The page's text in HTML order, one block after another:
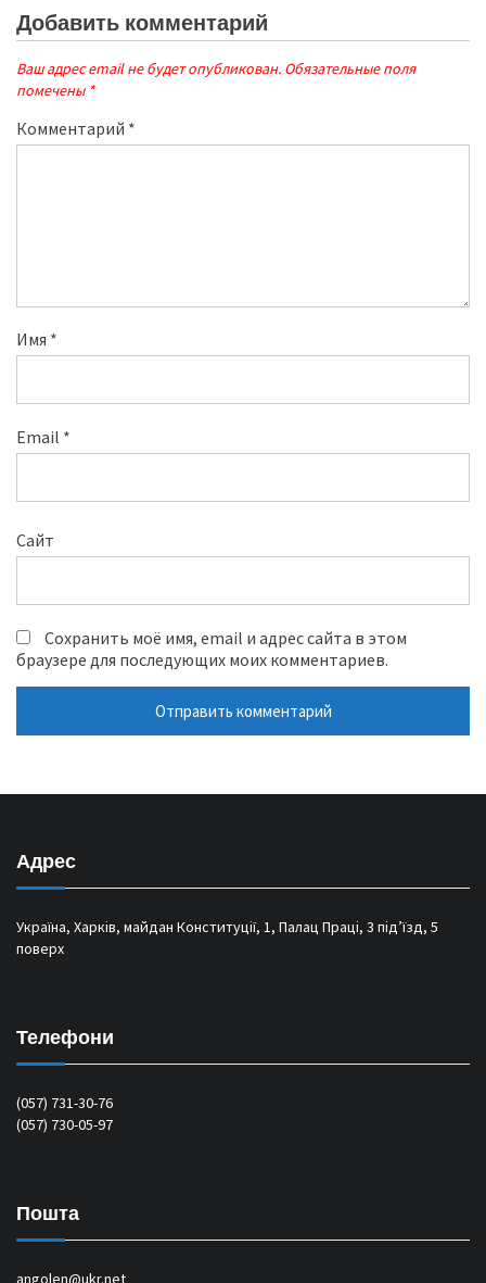
Добавить комментарий
Ваш адрес email не будет опубликован. Обязательные поля
помечены *
Комментарий *
Имя *
Email *
Сайт
Сохранить моё имя, email и адрес сайта в этом
браузере для последующих моих комментариев.
Адрес
Україна, Харків, майдан Конституції, 1, Палац Праці, 3 під’їзд, 5
поверх
Телефони
(057) 731-30-76
(057) 730-05-97
Пошта
angolen@ukr.net